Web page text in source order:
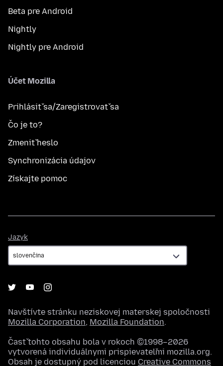
Beta pre Android
Nightly
Nightly pre Android
Účet Mozilla
Prihlásiť sa/Zaregistrovať sa
Čo je to?
Zmeniť heslo
Synchronizácia údajov
Získajte pomoc
Jazyk
Navštívte stránku neziskovej materskej spoločnosti
Mozilla Corporation, Mozilla Foundation.
Časť tohto obsahu bola v rokoch ©1998–2026
vytvorená individuálnymi prispievateľmi mozilla.org.
Obsah je dostupný pod licenciou Creative Commons